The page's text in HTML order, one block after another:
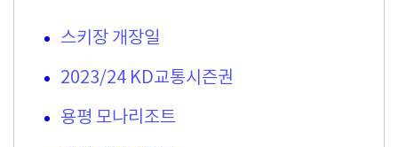
스키장 개장일
2023/24 KD교통시즌권
용평 모나리조트